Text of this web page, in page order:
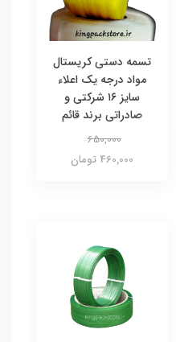
تسمه دستی کریستال
مواد درجه یک اعلاء
سایز ۱۶ شرکتی و
صادراتی برند قائم
650,000
460,000 تومان